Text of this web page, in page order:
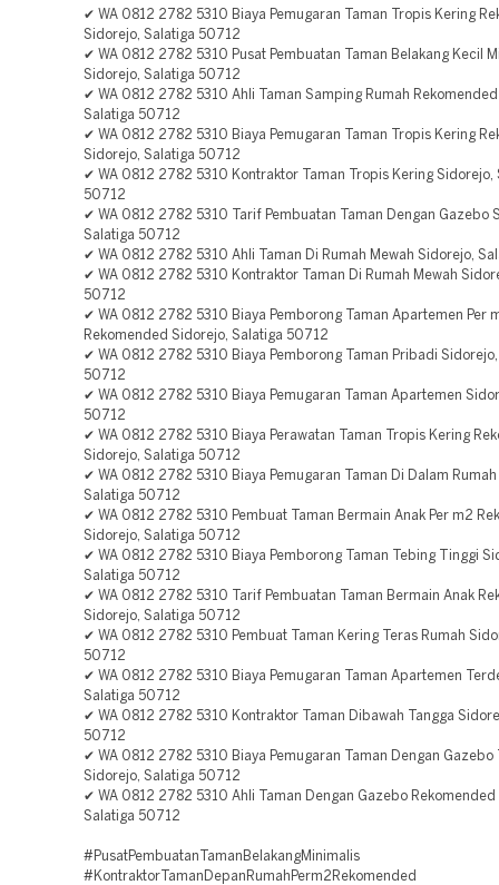
✔ WA 0812 2782 5310 Biaya Pemugaran Taman Tropis Kering
Sidorejo, Salatiga 50712
✔ WA 0812 2782 5310 Pusat Pembuatan Taman Belakang Kecil
Sidorejo, Salatiga 50712
✔ WA 0812 2782 5310 Ahli Taman Samping Rumah
Salatiga 50712
✔ WA 0812 2782 5310 Biaya Pemugaran Taman Tropis Kering
Sidorejo, Salatiga 50712
✔ WA 0812 2782 5310 Kontraktor Taman Tropis Kering Sidorejo,
50712
✔ WA 0812 2782 5310 Tarif Pembuatan Taman Dengan Gazebo
Salatiga 50712
✔ WA 0812 2782 5310 Ahli Taman Di Rumah Mewah Sidorejo,
✔ WA 0812 2782 5310 Kontraktor Taman Di Rumah Mewah
50712
✔ WA 0812 2782 5310 Biaya Pemborong Taman Apartemen Per
Rekomended Sidorejo, Salatiga 50712
✔ WA 0812 2782 5310 Biaya Pemborong Taman Pribadi
50712
✔ WA 0812 2782 5310 Biaya Pemugaran Taman Apartemen
50712
✔ WA 0812 2782 5310 Biaya Perawatan Taman Tropis Kering
Sidorejo, Salatiga 50712
✔ WA 0812 2782 5310 Biaya Pemugaran Taman Di Dalam
Salatiga 50712
✔ WA 0812 2782 5310 Pembuat Taman Bermain Anak Per m2
Sidorejo, Salatiga 50712
✔ WA 0812 2782 5310 Biaya Pemborong Taman Tebing Tinggi
Salatiga 50712
✔ WA 0812 2782 5310 Tarif Pembuatan Taman Bermain Anak
Sidorejo, Salatiga 50712
✔ WA 0812 2782 5310 Pembuat Taman Kering Teras Rumah
50712
✔ WA 0812 2782 5310 Biaya Pemugaran Taman Apartemen
Salatiga 50712
✔ WA 0812 2782 5310 Kontraktor Taman Dibawah Tangga
50712
✔ WA 0812 2782 5310 Biaya Pemugaran Taman Dengan Gazebo
Sidorejo, Salatiga 50712
✔ WA 0812 2782 5310 Ahli Taman Dengan Gazebo Rekomended
Salatiga 50712
#PusatPembuatanTamanBelakangMinimalis
#KontraktorTamanDepanRumahPerm2Rekomended